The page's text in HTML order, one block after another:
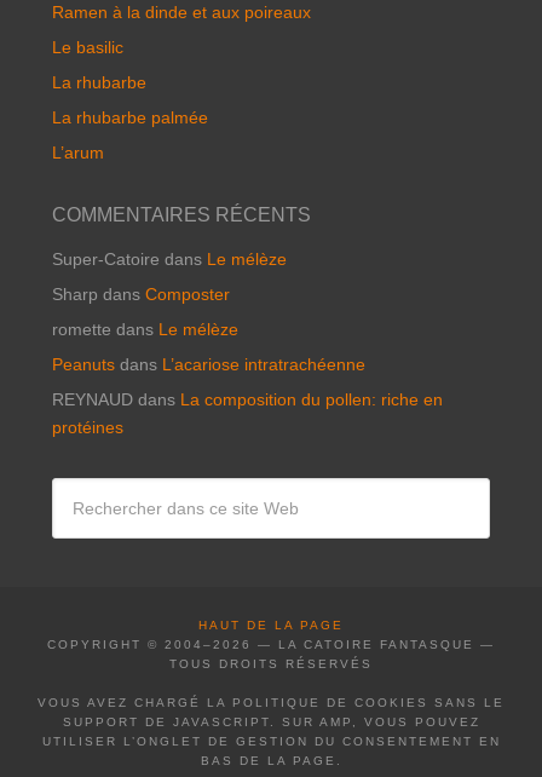
Ramen à la dinde et aux poireaux
Le basilic
La rhubarbe
La rhubarbe palmée
L’arum
COMMENTAIRES RÉCENTS
Super-Catoire dans Le mélèze
Sharp dans Composter
romette dans Le mélèze
Peanutsdans L’acariose intratrachéenne
REYNAUDdans La composition du pollen: riche en
protéines
HAUT DE LA PAGE
COPYRIGHT © 2004–2026 — LA CATOIRE FANTASQUE —
TOUS DROITS RÉSERVÉS
VOUS AVEZ CHARGÉ LA POLITIQUE DE COOKIES SANS LE
SUPPORT DE JAVASCRIPT. SUR AMP, VOUS POUVEZ
UTILISER L’ONGLET DE GESTION DU CONSENTEMENT EN
BAS DE LA PAGE.